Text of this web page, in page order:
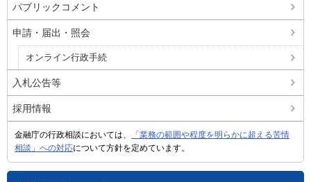
パブリックコメント
申請・届出・照会
オンライン行政手続
入札公告等
採用情報
金融庁の行政相談においては、
「業務の範囲や程度を明らかに超える苦情
相談」への対応について方針を定めています。